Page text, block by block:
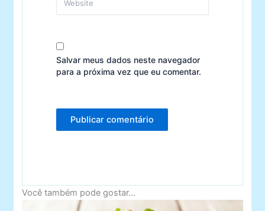
Salvar meus dados neste navegador
para a próxima vez que eu comentar.
Você também pode gostar...